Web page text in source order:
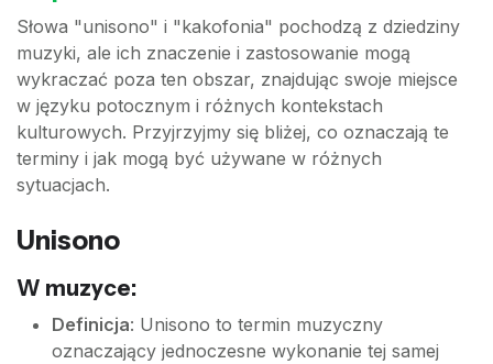
Słowa "unisono" i "kakofonia" pochodzą z dziedziny
muzyki, ale ich znaczenie i zastosowanie mogą
wykraczać poza ten obszar, znajdując swoje miejsce
w języku potocznym i różnych kontekstach
kulturowych. Przyjrzyjmy się bliżej, co oznaczają te
terminy i jak mogą być używane w różnych
sytuacjach.
Unisono
W muzyce:
Definicja: Unisono to termin muzyczny
oznaczający jednoczesne wykonanie tej samej